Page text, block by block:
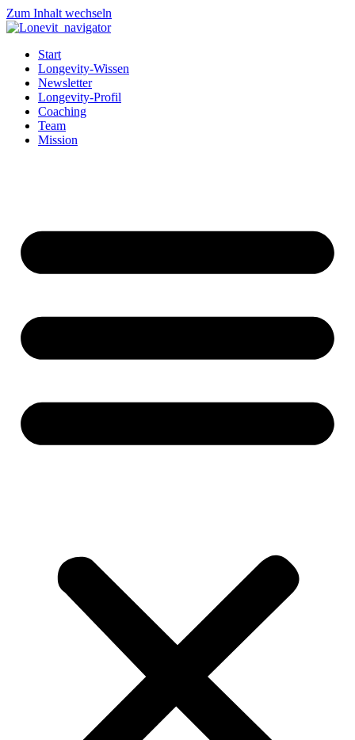
Zum Inhalt wechseln
Start
Longevity-Wissen
Newsletter
Longevity-Profil
Coaching
Team
Mission